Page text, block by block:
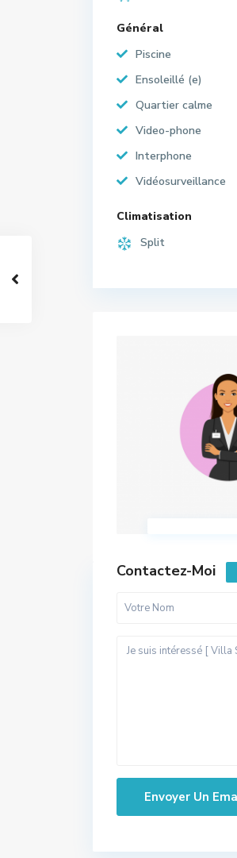
Général
Piscine
Ensoleillé (e)
Quartier calme
Video-phone
Interphone
Vidéosurveillance
Climatisation
Split
Contactez-Moi